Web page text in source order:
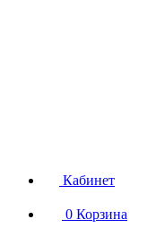
Кабинет
0 Корзина